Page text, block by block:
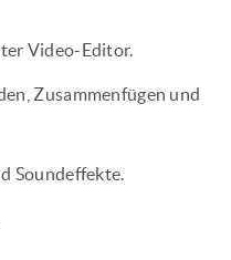
Video-Editor.
Zusammenfügen und
Soundeffekte.